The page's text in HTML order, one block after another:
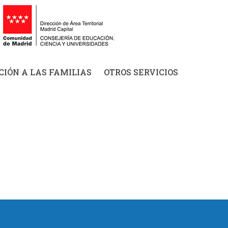
A LAS FAMILIAS OTROS SERVICIOS